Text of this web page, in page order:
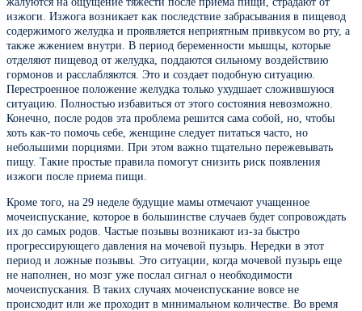
изжоги. Изжога возникает как последствие забрасывания в пищевод
содержимого желудка и проявляется неприятным привкусом во рту, а
также жжением внутри. В период беременности мышцы, которые
отделяют пищевод от желудка, поддаются сильному воздействию
гормонов и расслабляются. Это и создает подобную ситуацию.
Перестроенное положение желудка только ухудшает сложившуюся
ситуацию. Полностью избавиться от этого состояния невозможно.
Конечно, после родов эта проблема решится сама собой, но, чтобы
хоть как-то помочь себе, женщине следует питаться часто, но
небольшими порциями. При этом важно тщательно пережевывать
пищу. Такие простые правила помогут снизить риск появления
изжоги после приема пищи.
Кроме того, на 29 неделе будущие мамы отмечают учащенное
мочеиспускание, которое в большинстве случаев будет сопровождать
их до самых родов. Частые позывы возникают из-за быстро
прогрессирующего давления на мочевой пузырь. Нередки в этот
период и ложные позывы. Это ситуации, когда мочевой пузырь еще
не наполнен, но мозг уже послал сигнал о необходимости
мочеиспускания. В таких случаях мочеиспускание вовсе не
происходит или же проходит в минимальном количестве. Во время